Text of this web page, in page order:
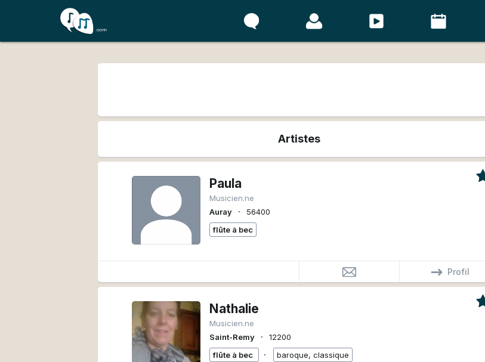
Artistes
Paula
Musicien.ne
Auray
∙
56400
flûte à bec
Profil
Nathalie
Musicien.ne
Saint-Remy
∙
12200
flûte à bec
∙ baroque, classique